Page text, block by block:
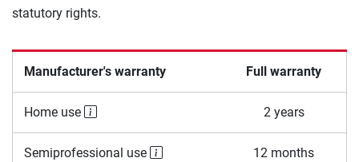
statutory rights.
Manufacturer's warranty Full warranty
Home use 2 years
Semiprofessional use 12 months